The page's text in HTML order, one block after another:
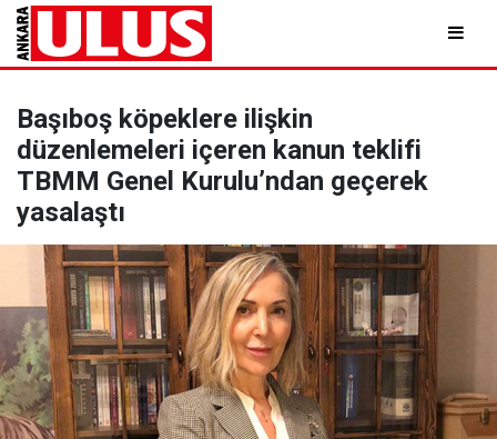
Başıboş köpeklere ilişkin
düzenlemeleri içeren kanun teklifi
TBMM Genel Kurulu’ndan geçerek
yasalaştı